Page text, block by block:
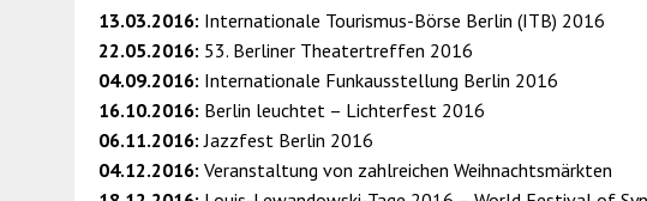
13.03.2016: Internationale Tourismus-Börse Berlin (ITB) 2016
22.05.2016: 53. Berliner Theatertreffen 2016
04.09.2016: Internationale Funkausstellung Berlin 2016
16.10.2016: Berlin leuchtet – Lichterfest 2016
06.11.2016: Jazzfest Berlin 2016
04.12.2016: Veranstaltung von zahlreichen Weihnachtsmärkten